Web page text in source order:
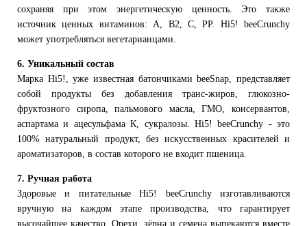
сохраняя при этом энергетическую ценность. Это также
источник ценных витаминов: А, В2, С, РР. Hi5! beeCrunchy
может употребляться вегетарианцами.
6. Уникальный состав
Марка Hi5!, уже известная батончиками beeSnap, представляет
собой продукты без добавления транс-жиров, глюкозно-
фруктозного сиропа, пальмового масла, ГМО, консервантов,
аспартама и ацесульфама К, сукралозы. Hi5! beeCrunchy - это
100% натуральный продукт, без искусственных красителей и
ароматизаторов, в состав которого не входит пшеница.
7. Ручная работа
Здоровые и питательные Hi5! beeCrunchy изготавливаются
вручную на каждом этапе производства, что гарантирует
высочайшее качество. Орехи, зёрна и семена выпекаются вместе